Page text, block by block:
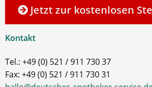
Jetzt zur kostenlosen
Kontakt
Tel.: +49 (0) 521 / 911 730 37
Fax: +49 (0) 521 / 911 730 31